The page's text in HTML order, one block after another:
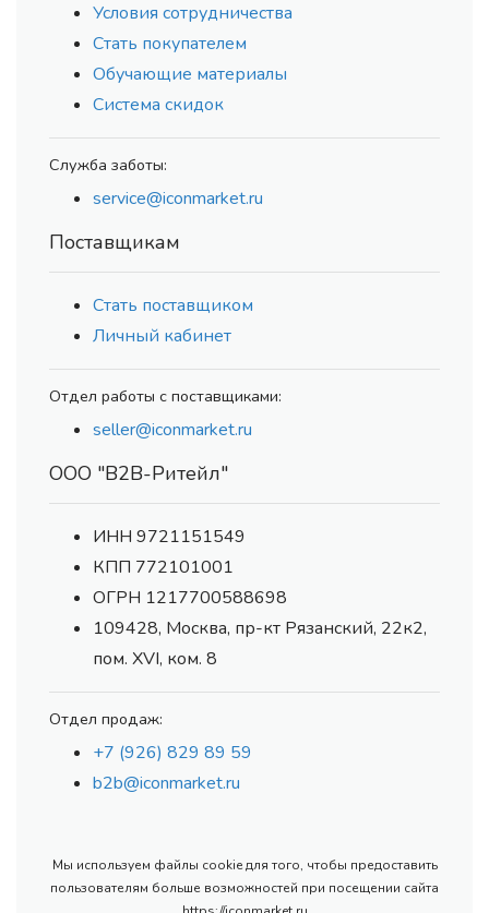
Условия сотрудничества
Стать покупателем
Обучающие материалы
Система скидок
Служба заботы:
service@iconmarket.ru
Поставщикам
Стать поставщиком
Личный кабинет
Отдел работы с поставщиками:
seller@iconmarket.ru
ООО "В2В-Ритейл"
ИНН 9721151549
КПП 772101001
ОГРН 1217700588698
109428, Москва, пр-кт Рязанский, 22к2,
пом. XVI, ком. 8
Отдел продаж:
+7 (926) 829 89 59
b2b@iconmarket.ru
Мы используем файлы cookie для того, чтобы предоставить
пользователям больше возможностей при посещении сайта